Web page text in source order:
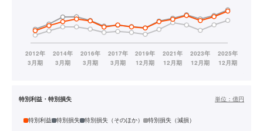
特別利益・特別損失 単位： 億円
特別利益 特別損失 特別損失（そのほか） 特別損失（減損）